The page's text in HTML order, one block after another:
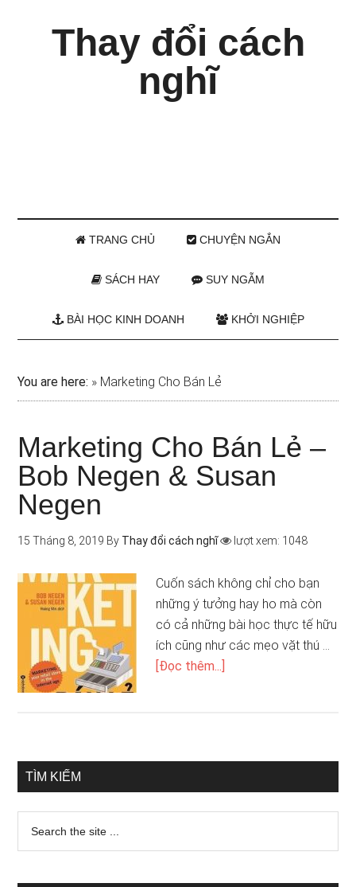
Thay đổi cách
nghĩ
TRANG CHỦ CHUYỆN NGẮN
SÁCH HAY SUY NGẪM
BÀI HỌC KINH DOANH KHỞI NGHIỆP
You are here: » Marketing Cho Bán Lẻ
Marketing Cho Bán Lẻ –
Bob Negen & Susan
Negen
15 Tháng 8, 2019 By Thay đổi cách nghĩ lượt xem: 1048
Cuốn sách không chỉ cho bạn
những ý tưởng hay ho mà còn
có cả những bài học thực tế hữu
ích cũng như các mẹo vặt thú …
[Đọc thêm...]
TÌM KIẾM